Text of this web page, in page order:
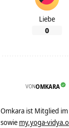
Liebe
0
VONOMKARA
Omkara ist Mitglied im
sowie my.yoga-